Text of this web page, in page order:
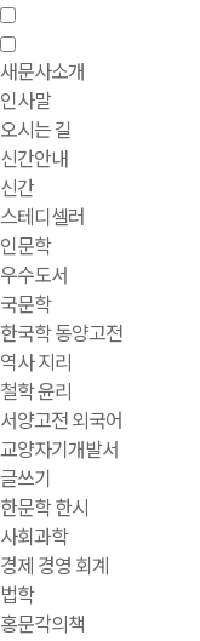
새문사소개
인사말
오시는 길
신간안내
신간
스테디셀러
인문학
우수도서
국문학
한국학 동양고전
역사 지리
철학 윤리
서양고전 외국어
교양자기개발서
글쓰기
한문학 한시
사회과학
경제 경영 회계
법학
홍문각의책